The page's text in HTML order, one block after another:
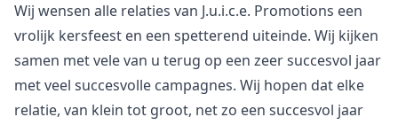
Wij wensen alle relaties van J.u.i.c.e. Promotions een
vrolijk kersfeest en een spetterend uiteinde. Wij kijken
samen met vele van u terug op een zeer succesvol jaar
met veel succesvolle campagnes. Wij hopen dat elke
relatie, van klein tot groot, net zo een succesvol jaar